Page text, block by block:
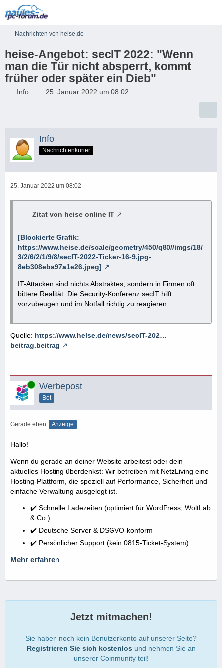
Nachrichten von heise.de
heise-Angebot: secIT 2022: "Wenn
man die Tür nicht absperrt, kommt
früher oder später ein Dieb"
Info 25. Januar 2022 um 08:02
Info
Nachrichtenkurier
25. Januar 2022 um 08:02
Zitat von heise online IT
[Blockierte Grafik:
https://www.heise.de/scale/geometry/450/q80//imgs/18/
3/2/6/2/1/9/8/secIT-2022-Ticker-16-9.jpg-
8eb308eba97a1e26.jpeg]
IT-Attacken sind nichts Abstraktes, sondern in Firmen oft
bittere Realität. Die Security-Konferenz secIT hilft
vorzubeugen und im Notfall richtig zu reagieren.
Quelle: https://www.heise.de/news/secIT-202…
beitrag.beitrag
Online Werbepost
Bot
Gerade eben Anzeige
Hallo!
Wenn du gerade an deiner Website arbeitest oder dein
aktuelles Hosting überdenkst: Wir betreiben mit NetzLiving eine
Hosting-Plattform, die speziell auf Performance, Sicherheit und
einfache Verwaltung ausgelegt ist.
✔️ Schnelle Ladezeiten (optimiert für WordPress, WoltLab
& Co.)
✔️ Deutsche Server & DSGVO-konform
✔️ Persönlicher Support (kein 0815-Ticket-System)
Mehr erfahren
Jetzt mitmachen!
Sie haben noch kein Benutzerkonto auf unserer Seite?
Registrieren Sie sich kostenlos und nehmen Sie an
unserer Community teil!